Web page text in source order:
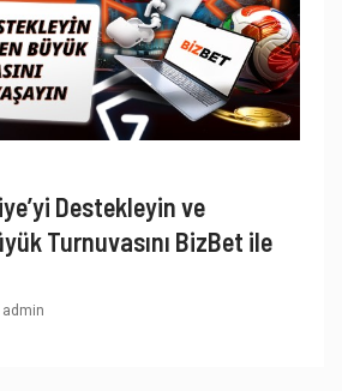
Destekleyin ve
Turnuvasını BizBet ile
admin